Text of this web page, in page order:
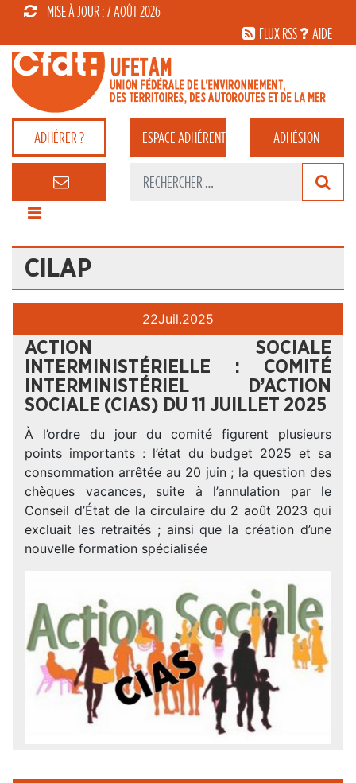
MISE À JOUR : 7 AOÛT 2026
FLUX RSS
AIDE
ADHÉRER ? ESPACEADHÉRENT ADHÉSION
CILAP
22Juil.2025
ACTION SOCIALE
INTERMINISTÉRIELLE : COMITÉ
INTERMINISTÉRIEL D’ACTION
SOCIALE (CIAS) DU 11 JUILLET 2025
À l’ordre du jour du comité figurent plusieurs
points importants : l’état du budget 2025 et sa
consommation arrêtée au 20 juin ; la question des
chèques vacances, suite à l’annulation par le
Conseil d’État de la circulaire du 2 août 2023 qui
excluait les retraités ; ainsi que la création d’une
nouvelle formation spécialisée